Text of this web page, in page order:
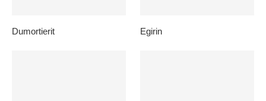
Dumortierit Egirin